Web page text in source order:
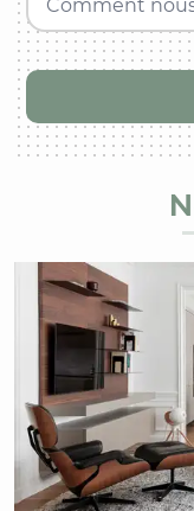
Comment